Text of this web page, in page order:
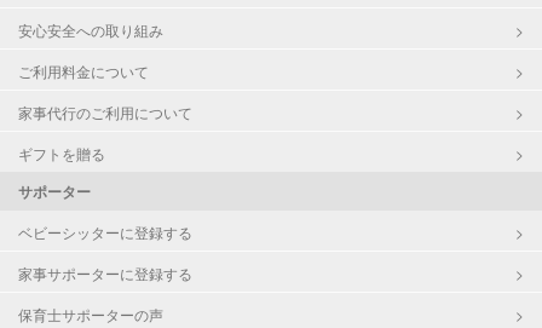
安心安全への取り組み
ご利用料金について
家事代行のご利用について
ギフトを贈る
サポーター
ベビーシッターに登録する
家事サポーターに登録する
保育士サポーターの声